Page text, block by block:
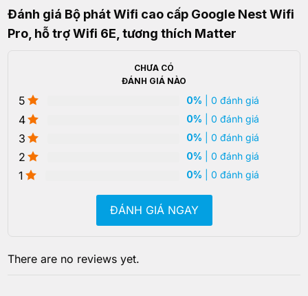
Đánh giá Bộ phát Wifi cao cấp Google Nest Wifi
Pro, hỗ trợ Wifi 6E, tương thích Matter
CHƯA CÓ
ĐÁNH GIÁ NÀO
5 0% | 0 đánh giá
4 0% | 0 đánh giá
3 0% | 0 đánh giá
2 0% | 0 đánh giá
1 0% | 0 đánh giá
ĐÁNH GIÁ NGAY
There are no reviews yet.